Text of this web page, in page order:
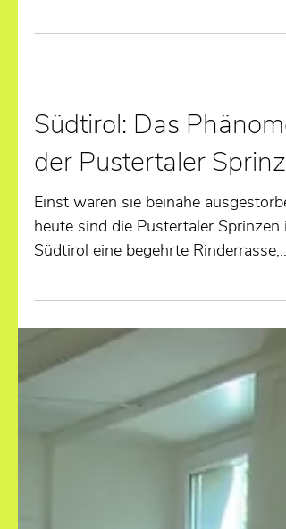
Südtirol: Das
der Pustertaler
Einst wären sie beinahe
heute sind die Pustertaler Sprinzen in
Südtirol eine begehrte Rinderrasse,